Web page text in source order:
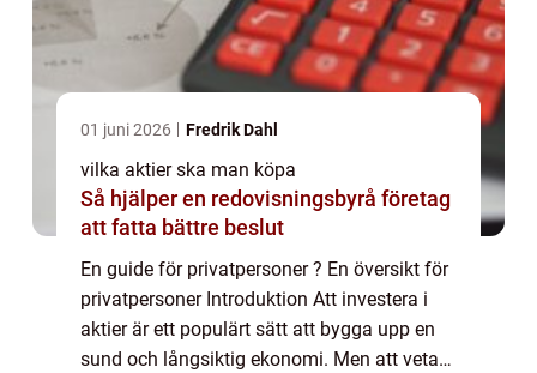
01 juni 2026 Fredrik Dahl
vilka aktier ska man köpa
Så hjälper en redovisningsbyrå företag
att fatta bättre beslut
En guide för privatpersoner ? En översikt för
privatpersoner Introduktion Att investera i
aktier är ett populärt sätt att bygga upp en
sund och långsiktig ekonomi. Men att veta